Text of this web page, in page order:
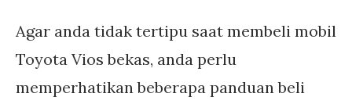
Agar anda tidak tertipu saat membeli mobil
Toyota Vios bekas, anda perlu
memperhatikan beberapa panduan beli